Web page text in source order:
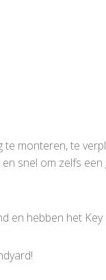
te monteren, te
en snel om zelfs
en hebben het Key